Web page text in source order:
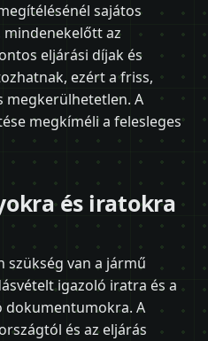
sajátos
mindenekelőtt az
eljárási díjak és
ezért a friss,
megkerülhetetlen. A
megkíméli a felesleges
és iratokra
szükség van a jármű
igazoló iratra és a
A
és az eljárás